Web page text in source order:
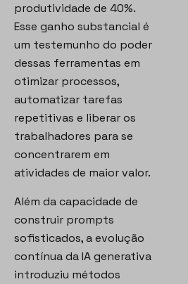
produtividade de 40%.
Esse ganho substancial é
um testemunho do poder
dessas ferramentas em
otimizar processos,
automatizar tarefas
repetitivas e liberar os
trabalhadores para se
concentrarem em
atividades de maior valor.
Além da capacidade de
construir prompts
sofisticados, a evolução
contínua da IA generativa
introduziu métodos